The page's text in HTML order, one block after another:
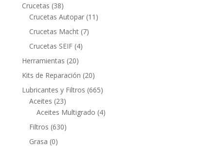
Crucetas 3838
productos
Crucetas Autopar 11 11
Crucetas Macht 77
Crucetas SEIF 44
Herramientas 2020
productos
Kits de Reparación 2020
productos
Lubricantes y Filtros 665665
Aceites 2323
productos
Aceites Multigrado 44
Filtros 630630
Grasa 00